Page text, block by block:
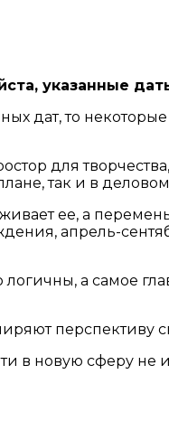
указанные
дат, то некоторые
для
так и в
ее, а
апрель-
а самое
перспективу
в новую сферу